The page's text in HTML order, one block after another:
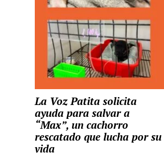
La Voz Patita solicita
ayuda para salvar a
“Max”, un cachorro
rescatado que lucha por su
vida